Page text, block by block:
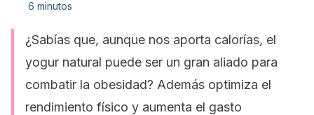
6 minutos
¿Sabías que, aunque nos aporta calorías, el
yogur natural puede ser un gran aliado para
combatir la obesidad? Además optimiza el
rendimiento físico y aumenta el gasto